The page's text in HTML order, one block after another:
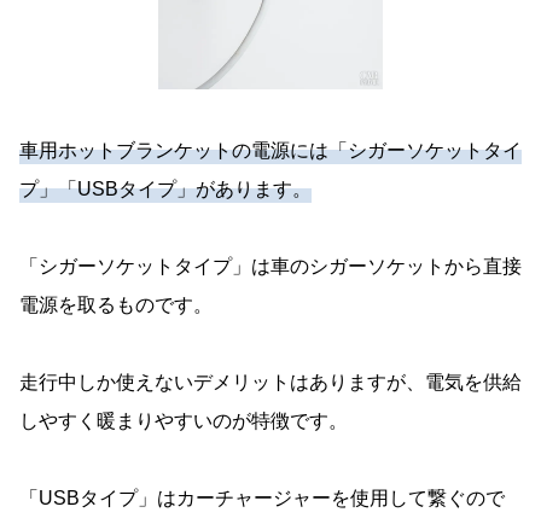
車用ホットブランケットの電源には「シガーソケットタイ
プ」「USBタイプ」があります。
「シガーソケットタイプ」は車のシガーソケットから直接
電源を取るものです。
走行中しか使えないデメリットはありますが、電気を供給
しやすく暖まりやすいのが特徴です。
「USBタイプ」はカーチャージャーを使用して繋ぐので